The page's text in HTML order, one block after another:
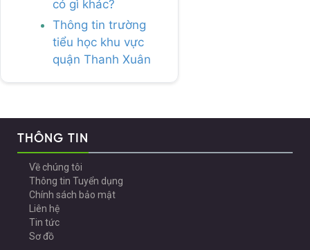
có gì khác?
Thông tin trường
tiểu học khu vực
quận Thanh Xuân
THÔNG TIN
Về chúng tôi
Thông tin Tuyển dụng
Chính sách bảo mật
Liên hệ
Tin tức
Sơ đồ